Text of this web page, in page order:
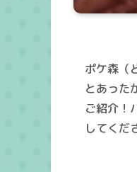
ポケ森（
とあった
ご紹介！
してくだ